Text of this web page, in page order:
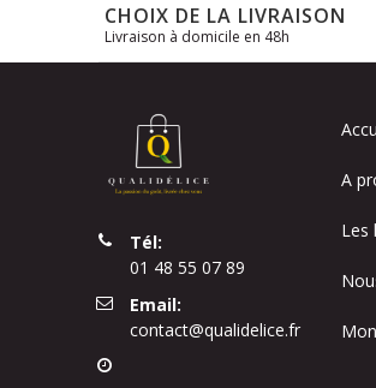
CHOIX DE LA LIVRAISON
Livraison à domicile en 48h
Tél:
01 48 55 07 89
Email:
contact@qualidelice.fr
A
Les